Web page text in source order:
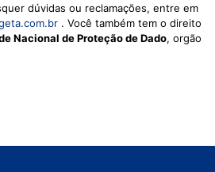
dúvidas ou reclamações, entre em
. Você também tem o direito
Nacional de Proteção de Dado, orgão